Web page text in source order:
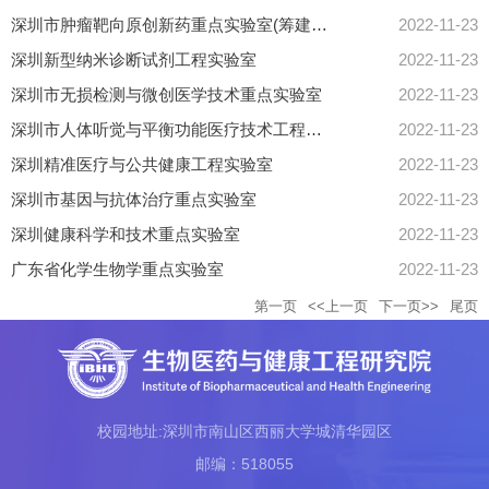
深圳市肿瘤靶向原创新药重点实验室(筹建启动）
2022-11-23
深圳新型纳米诊断试剂工程实验室
2022-11-23
深圳市无损检测与微创医学技术重点实验室
2022-11-23
深圳市人体听觉与平衡功能医疗技术工程实验室
2022-11-23
深圳精准医疗与公共健康工程实验室
2022-11-23
深圳市基因与抗体治疗重点实验室
2022-11-23
深圳健康科学和技术重点实验室
2022-11-23
广东省化学生物学重点实验室
2022-11-23
第一页 <<上一页 下一页>> 尾页
校园地址:深圳市南山区西丽大学城清华园区
邮编：518055